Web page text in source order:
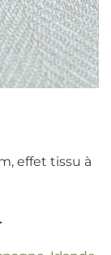
effet tissu à
.